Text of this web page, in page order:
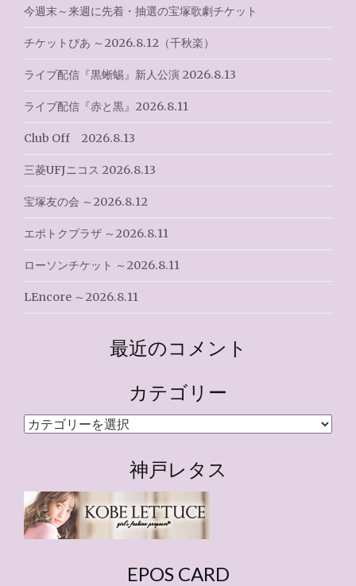
シ
ョ
ン
今週末～来週に先着・抽選の宝塚歌劇チケット
チケットぴあ ～2026.8.12（千秋楽）
ライブ配信『黒蜥蜴』新人公演 2026.8.13
ライブ配信『赤と黒』2026.8.11
Club Off 2026.8.13
三菱UFJニコス 2026.8.13
宝塚友の会 ～2026.8.12
エポトクプラザ ～2026.8.11
ローソンチケット ～2026.8.11
LEncore ～2026.8.11
最近のコメント
カテゴリー
カ
ー
神戸レタス
EPOS CARD